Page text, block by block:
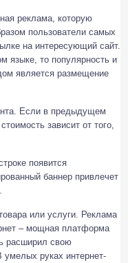
реклама, которую
пользователи самых
на интересующий сайт.
языке, то популярность и
является размещение
Если в предыдущем
зависит от того,
появится
баннер привлечет
или услуги. Реклама
– мощная платформа
расширил свою
руках интернет-